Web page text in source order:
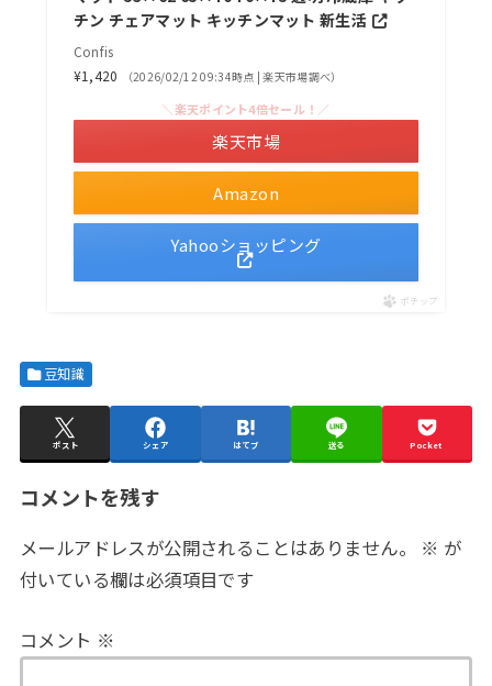
チン チェアマット キッチンマット 新生活
Confis
¥1,420
（2026/02/12 09:34時点 | 楽天市場調べ）
Amazon
＼楽天ポイント4倍セール！／
楽天市場
Yahooショッピング
ポチップ
豆知識
ポスト シェア はてブ 送る Pocket
コメントを残す
メールアドレスが公開されることはありません。 ※ が
付いている欄は必須項目です
コメント ※